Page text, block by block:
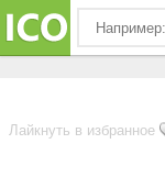
Лайкнуть в избранное